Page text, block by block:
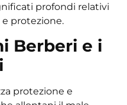
profondi relativi
protezione.
Berberi e i
protezione e